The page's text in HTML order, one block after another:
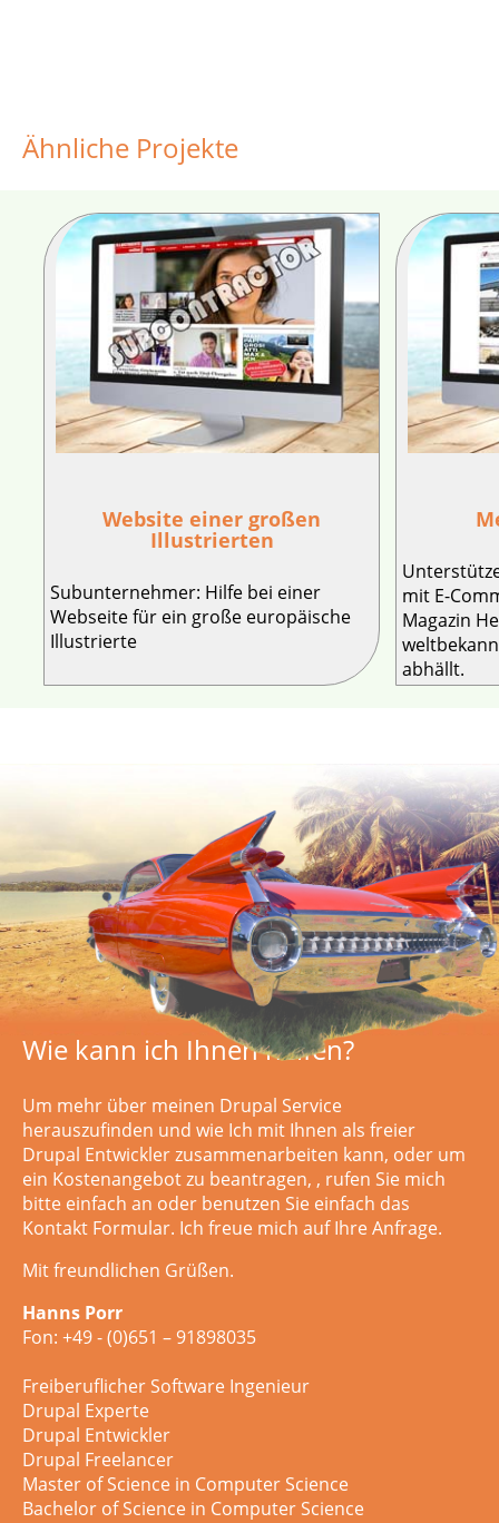
Ähnliche Projekte
Website einer großen
Illustrierten
Subunternehmer: Hilfe bei einer
Webseite für ein große europäische
Illustrierte
mit E-
Magazin
abhällt.
Wie kann ich Ihnen helfen?
Um mehr über meinen Drupal Service
herauszufinden und wie Ich mit Ihnen als freier
Drupal Entwickler zusammenarbeiten kann, oder um
ein Kostenangebot zu beantragen, , rufen Sie mich
bitte einfach an oder benutzen Sie einfach das
Kontakt Formular. Ich freue mich auf Ihre Anfrage.
Mit freundlichen Grüßen.
Hanns Porr
Fon: +49 - (0)651 – 91898035
Freiberuflicher Software Ingenieur
Drupal Experte
Drupal Entwickler
Drupal Freelancer
Master of Science in Computer Science
Bachelor of Science in Computer Science